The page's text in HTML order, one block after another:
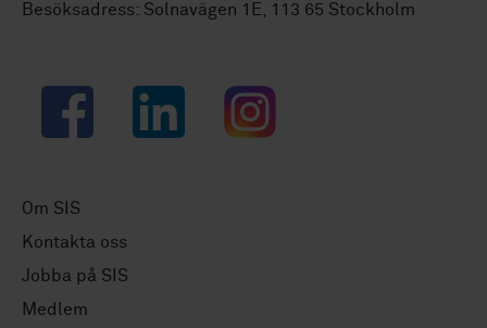
Besöksadress: Solnavägen 1E, 113 65 Stockholm
Facebook LinkedIn Instagram
Om SIS
Kontakta oss
Jobba på SIS
Medlem